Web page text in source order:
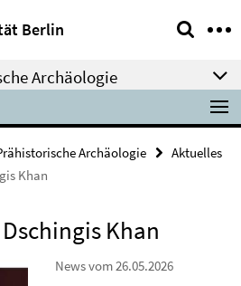
Berlin
Archäologie
Archäologie
Aktuelles
Khan
Khan
News vom 26.05.2026